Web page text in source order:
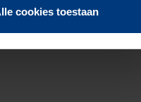
cookies toestaan